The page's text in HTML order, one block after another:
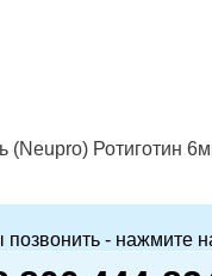
(Neupro) Ротиготин
позвонить - нажмите